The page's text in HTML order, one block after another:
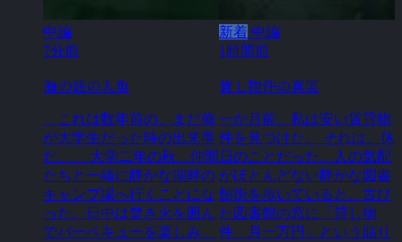
中編
7分前
海の底の人魚
これは数年前の、まだ俺
が大学生だった時の出来事
だ。 大学二年の秋、仲間
たちと一緒に静かな湖畔の
キャンプ場へ行くことにな
った。日中は焚き火を囲ん
でバーベキューを楽しみ、
新着 中編
1時間前
貸し物件の真実
一か月前、私は安い賃貸物
件を見つけた。 それは、休
日のことだった。人の気配
がほとんどない静かな図書
館街を歩いていると、古び
た図書館の窓に「貸し物
件 月一万円」という貼り